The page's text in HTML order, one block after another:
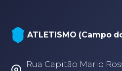
ATLETISMO (Campo
Rua Capitão Mario